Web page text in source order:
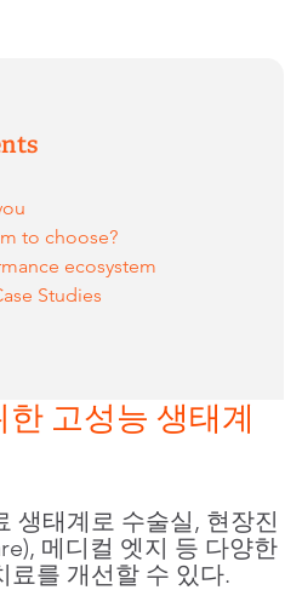
to choose?
ecosystem
Studies
고성능 생태계
생태계로 수술실, 현장진
메디컬 엣지 등 다양한
료를 개선할 수 있다.